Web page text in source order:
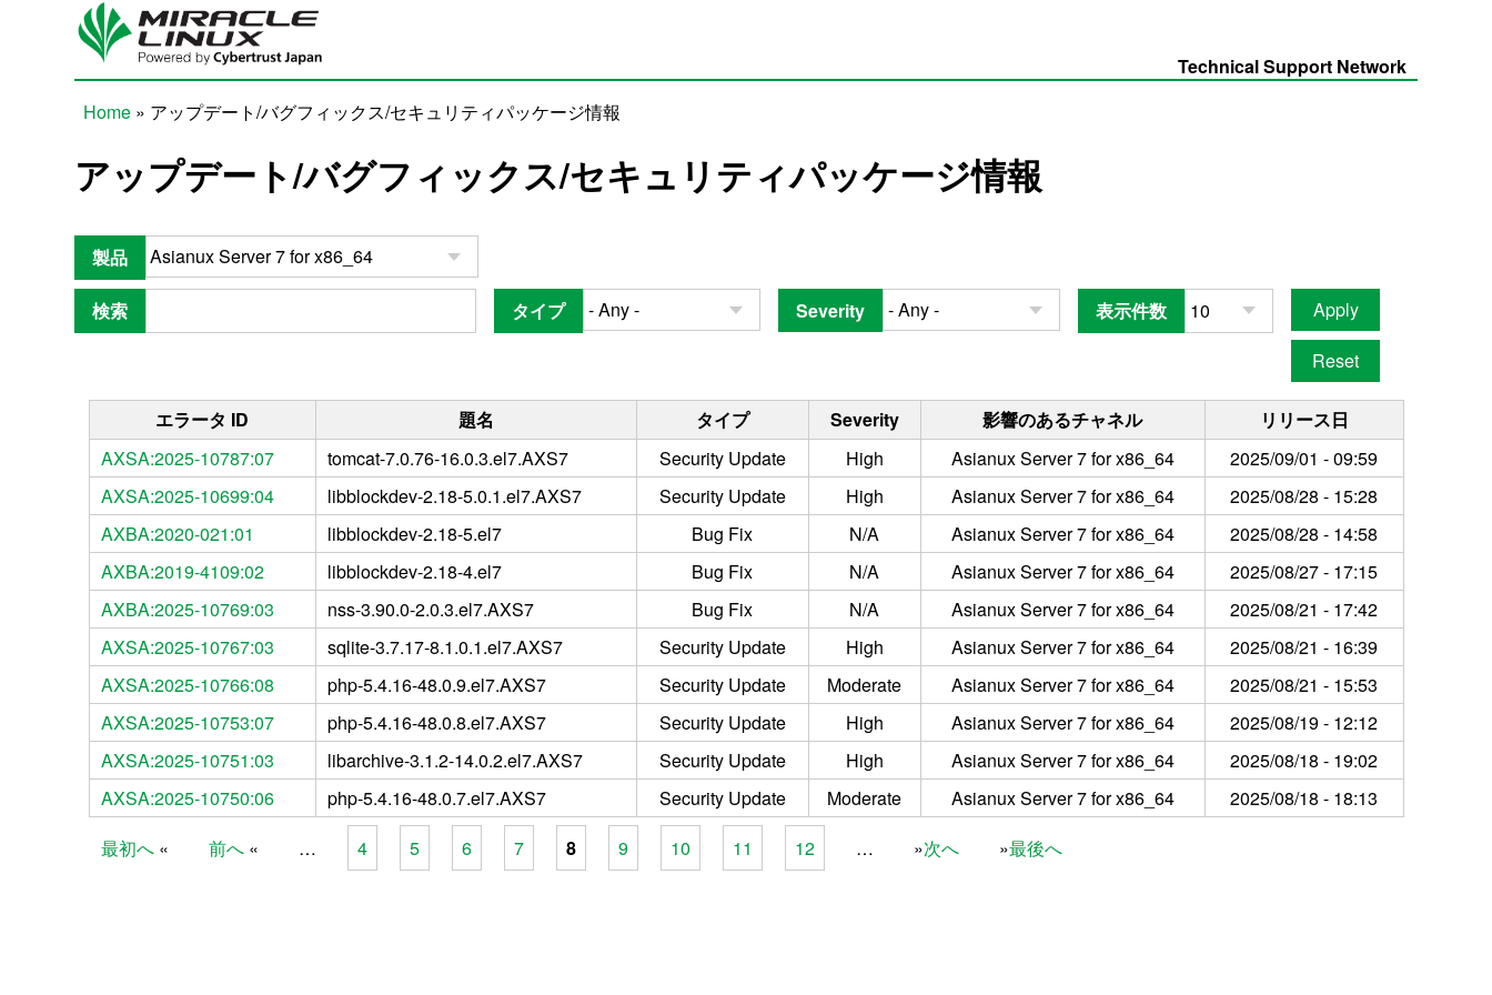
Skip to main content
Technical Support Network
Home » アップデート/バグフィックス/セキュリティパッケージ情報
アップデート/バグフィックス/セキュリティパッケージ情報
製品
検索 タイプ Severity 表示件数
エラータ ID 題名 タイプ Severity 影響のあるチャネル
リリース日
AXSA:2025-10787:07
tomcat-7.0.76-16.0.3.el7.AXS7 Security Update High Asianux Server 7 for x86_64
2025/09/01 - 09:59
AXSA:2025-10699:04
libblockdev-2.18-5.0.1.el7.AXS7 Security Update High Asianux Server 7 for x86_64
2025/08/28 - 15:28
AXBA:2020-021:01
libblockdev-2.18-5.el7 Bug Fix N/A Asianux Server 7 for x86_64
2025/08/28 - 14:58
AXBA:2019-4109:02
libblockdev-2.18-4.el7 Bug Fix N/A Asianux Server 7 for x86_64
2025/08/27 - 17:15
AXBA:2025-10769:03
nss-3.90.0-2.0.3.el7.AXS7 Bug Fix N/A Asianux Server 7 for x86_64
2025/08/21 - 17:42
AXSA:2025-10767:03
sqlite-3.7.17-8.1.0.1.el7.AXS7 Security Update High Asianux Server 7 for x86_64
2025/08/21 - 16:39
AXSA:2025-10766:08
php-5.4.16-48.0.9.el7.AXS7 Security Update Moderate Asianux Server 7 for x86_64
2025/08/21 - 15:53
AXSA:2025-10753:07
php-5.4.16-48.0.8.el7.AXS7 Security Update High Asianux Server 7 for x86_64
2025/08/19 - 12:12
AXSA:2025-10751:03
libarchive-3.1.2-14.0.2.el7.AXS7 Security Update High Asianux Server 7 for x86_64
2025/08/18 - 19:02
AXSA:2025-10750:06
php-5.4.16-48.0.7.el7.AXS7 Security Update Moderate Asianux Server 7 for x86_64 2025/08/18 - 18:13
最初へ 前へ … 4 5 6 7 8 9 10 11 12 … 次へ 最後へ